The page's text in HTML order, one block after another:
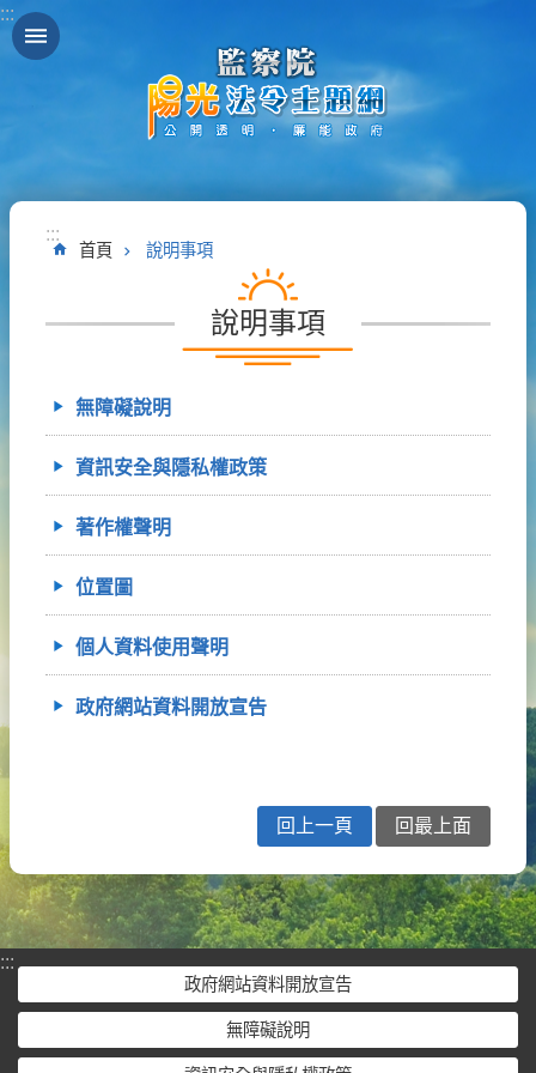
跳到主要內容區塊
:::
:::
首頁 說明事項
說明事項
無障礙說明
資訊安全與隱私權政策
著作權聲明
位置圖
個人資料使用聲明
政府網站資料開放宣告
回上一頁 回最上面
:::
政府網站資料開放宣告
無障礙說明